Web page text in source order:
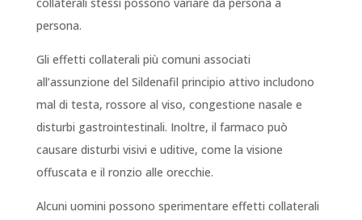
collaterali stessi possono variare da persona a
persona.
Gli effetti collaterali più comuni associati
all’assunzione del Sildenafil principio attivo includono
mal di testa, rossore al viso, congestione nasale e
disturbi gastrointestinali. Inoltre, il farmaco può
causare disturbi visivi e uditive, come la visione
offuscata e il ronzio alle orecchie.
Alcuni uomini possono sperimentare effetti collaterali